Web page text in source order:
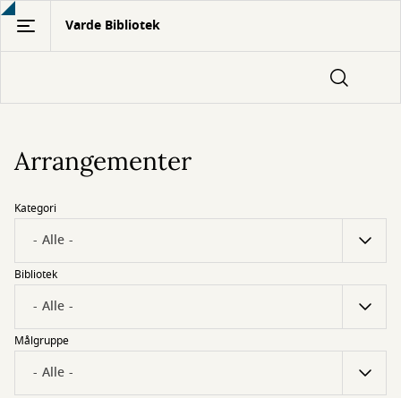
Gå
hovedindhold
Varde Bibliotek
Arrangementer
Kategori
Bibliotek
Målgruppe